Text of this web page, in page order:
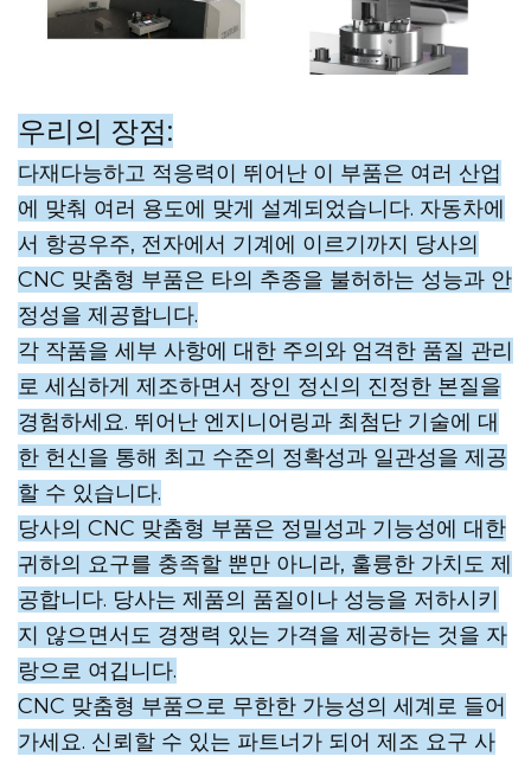
우리의 장점:
다재다능하고 적응력이 뛰어난 이 부품은 여러 산업
에 맞춰 여러 용도에 맞게 설계되었습니다. 자동차에
서 항공우주, 전자에서 기계에 이르기까지 당사의
CNC 맞춤형 부품은 타의 추종을 불허하는 성능과 안
정성을 제공합니다.
각 작품을 세부 사항에 대한 주의와 엄격한 품질 관리
로 세심하게 제조하면서 장인 정신의 진정한 본질을
경험하세요. 뛰어난 엔지니어링과 최첨단 기술에 대
한 헌신을 통해 최고 수준의 정확성과 일관성을 제공
할 수 있습니다.
당사의 CNC 맞춤형 부품은 정밀성과 기능성에 대한
귀하의 요구를 충족할 뿐만 아니라, 훌륭한 가치도 제
공합니다. 당사는 제품의 품질이나 성능을 저하시키
지 않으면서도 경쟁력 있는 가격을 제공하는 것을 자
랑으로 여깁니다.
CNC 맞춤형 부품으로 무한한 가능성의 세계로 들어
가세요. 신뢰할 수 있는 파트너가 되어 제조 요구 사